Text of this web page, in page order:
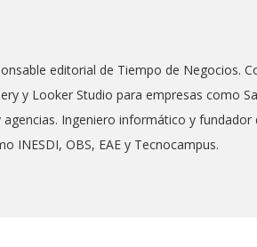
editorial de Tiempo de Negocios.
y Looker Studio para empresas como
Ingeniero informático y
INESDI, OBS, EAE y Tecnocampus.